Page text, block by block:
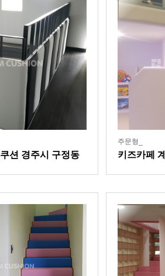
션 경주시 구정동
주문형_
키즈카페